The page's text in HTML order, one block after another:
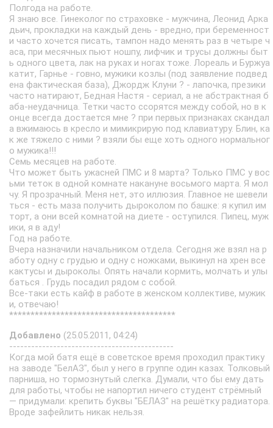
Полгода на работе.
Я знаю все. Гинеколог по страховке - мужчина, Леонид Арка
дьич, прокладки на каждый день - вредно, при беременност
и часто хочется писать, тампон надо менять раз в четыре ч
аса, при месячных пьют ношпу, лифчик и трусы должны быт
ь одного цвета, лак на руках и ногах тоже. Лореаль и Буржуа
катит, Гарнье - говно, мужики козлы (под заявление подвед
ена фактическая база), Джордж Клуни ? - лапочка, презики
часто натирают, Бедная Настя - сериал, а не абстрактная б
аба-неудачница. Тетки часто ссорятся между собой, но в к
онце всегда достается мне ? при первых признаках скандал
а вжимаюсь в кресло и мимикрирую под клавиатуру. Блин, ка
к же тяжело с ними ? взяли бы еще хоть одного нормальног
о мужика!!!
Семь месяцев на работе.
Что может быть ужасней ПМС и 8 марта? Только ПМС у вос
ьми теток в одной комнате накануне восьмого марта. Я мол
чу. Я прозрачный. Меня нет, это иллюзия. Главное не шевели
ться - есть маза получить дыроколом по башке: я купил им
торт, а они всей комнатой на диете - оступился. Пипец, муж
ики, я в аду!
Год на работе.
Вчера назначили начальником отдела. Сегодня же взял на р
аботу одну с грудью и одну с ножками, выкинул на хрен все
кактусы и дыроколы. Опять начали кормить, молчать и улы
баться . Грудь посадил рядом с собой.
Все-таки есть кайф в работе в женском коллективе, мужик
и, отвечаю!
***************************************
Добавлено (25.05.2011, 04:24)
---------------------------------------------
Когда мой батя ещё в советское время проходил практику
на заводе "БелАЗ", был у него в группе один казах. Толковый
парниша, но тормознутый слегка. Думали, что бы ему дать
для работы, чтобы не напортил ничего студент стрёмный
— придумали: крепить буквы "БЕЛАЗ" на решётку радиатора.
Вроде зафейлить никак нельзя.